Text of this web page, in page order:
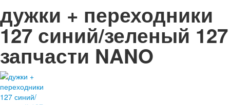
дужки + переходники
127 синий/зеленый 127
запчасти NANO